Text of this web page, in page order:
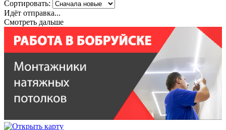
Сортировать:
Идёт отправка...
Смотреть дальше